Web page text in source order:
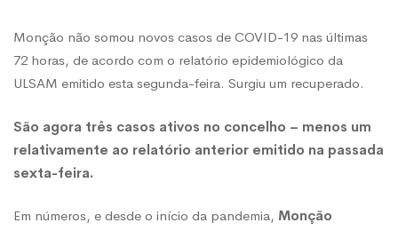
casos
ativos
de
COVID-
Monção não somou novos casos de COVID-19 nas últimas
72 horas, de acordo com o relatório epidemiológico da
ULSAM emitido esta segunda-feira. Surgiu um recuperado.
São agora três casos ativos no concelho – menos um
relativamente ao relatório anterior emitido na passada
sexta-feira.
Em números, e desde o início da pandemia, Monção